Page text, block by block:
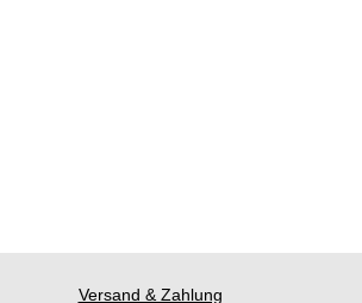
Versand & Zahlung